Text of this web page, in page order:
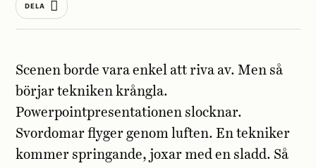
DELA
Scenen borde vara enkel att riva av. Men så
börjar tekniken krångla.
Powerpointpresentationen slocknar.
Svordomar flyger genom luften. En tekniker
kommer springande, joxar med en sladd. Så